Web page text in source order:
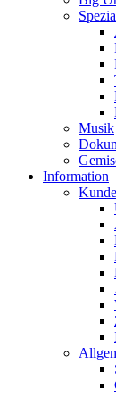
Musik
Information